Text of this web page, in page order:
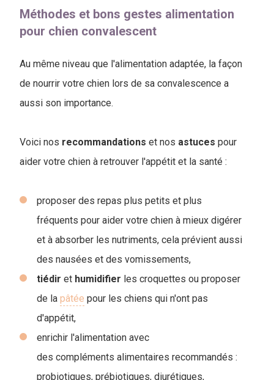
Méthodes et bons gestes alimentation
pour chien convalescent
Au même niveau que l'alimentation adaptée, la façon
de nourrir votre chien lors de sa convalescence a
aussi son importance.
Voici nos recommandations et nos astuces pour
aider votre chien à retrouver l'appétit et la santé :
proposer des repas plus petits et plus
fréquents pour aider votre chien à mieux digérer
et à absorber les nutriments, cela prévient aussi
des nausées et des vomissements,
tiédir et humidifier les croquettes ou proposer
de la pâtée pour les chiens qui n'ont pas
d'appétit,
enrichir l'alimentation avec
des compléments alimentaires recommandés :
probiotiques, prébiotiques, diurétiques,